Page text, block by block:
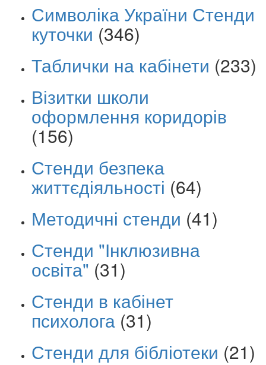
Символіка України Стенди
куточки (346)
Таблички на кабінети (233)
Візитки школи
оформлення коридорів
(156)
Стенди безпека
життєдіяльності (64)
Методичні стенди (41)
Стенди "Інклюзивна
освіта" (31)
Стенди в кабінет
психолога (31)
Стенди для бібліотеки (21)